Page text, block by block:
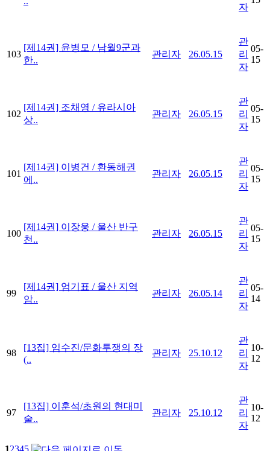
자
103
[제14권] 윤병모 / 남월9군과
한..
관리자 26.05.15
관
리
자
05-
15
102
[제14권] 조채영 / 유라시아
상..
관리자 26.05.15
관
리
자
05-
15
101
[제14권] 이병건 / 환동해권
에..
관리자 26.05.15
관
리
자
05-
15
100
[제14권] 이장웅 / 울산 반구
천..
관리자 26.05.15
관
리
자
05-
15
99
[제14권] 엄기표 / 울산 지역
암..
관리자 26.05.14
관
리
자
05-
14
98
[13집] 임수진/문화투쟁의 장
(..
관리자 25.10.12
관
리
자
10-
12
97
[13집] 이훈석/초원의 현대미
술..
관리자 25.10.12
관
리
자
10-
12
12345